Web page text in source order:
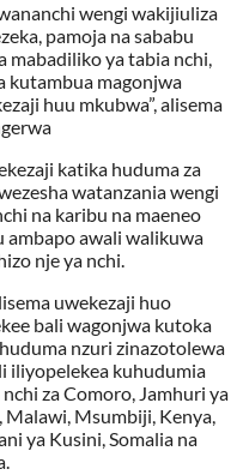
wengi wakijiuliza
pamoja na sababu
mabadiliko ya tabia nchi,
kutambua magonjwa
huu mkubwa”, alisema
katika huduma za
watanzania wengi
na karibu na maeneo
ambapo awali walikuwa
nje ya nchi.
uwekezaji huo
bali wagonjwa kutoka
nzuri zinazotolewa
iliyopelekea kuhudumia
za Comoro, Jamhuri ya
Malawi, Msumbiji, Kenya,
ya Kusini, Somalia na